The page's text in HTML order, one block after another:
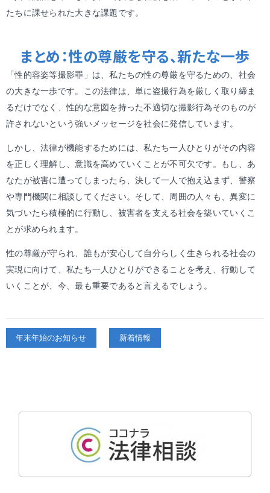
たちに課せられた大きな課題です。
まとめ：性の尊厳を守る、新たな一歩
「性的容姿等撮影罪」は、私たちの性の尊厳を守るための、社会
の大きな一歩です。この法律は、単に盗撮行為を厳しく取り締ま
るだけでなく、性的な意図を持った不適切な撮影行為そのものが
許されないという強いメッセージを社会に発信しています。
しかし、法律が機能するためには、私たち一人ひとりがその内容
を正しく理解し、意識を高めていくことが不可欠です。もし、あ
なたが被害に遭ってしまったら、決して一人で抱え込まず、警察
や専門機関に相談してください。そして、周囲の人々も、異変に
気づいたら積極的に行動し、被害者を支える社会を築いていくこ
とが求められます。
性の尊厳が守られ、誰もが安心して自分らしく生きられる社会の
実現に向けて、私たち一人ひとりができることを考え、行動して
いくことが、今、最も重要であると言えるでしょう。
年末年始のお知らせ 新着情報